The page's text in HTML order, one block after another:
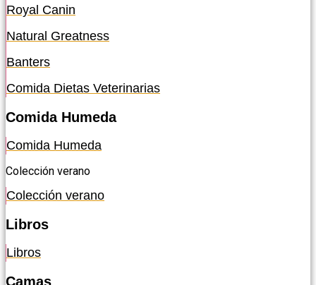
Royal Canin
Natural Greatness
Banters
Comida Dietas Veterinarias
Comida Humeda
Comida Humeda
Colección verano
Colección verano
Libros
Libros
Camas